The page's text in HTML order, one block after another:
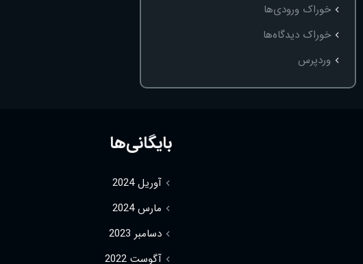
خوراک ورودی‌ها
خوراک دیدگاه‌ها
وردپرس
بایگانی‌ها
آوریل 2024
مارس 2024
دسامبر 2023
آگوست 2022